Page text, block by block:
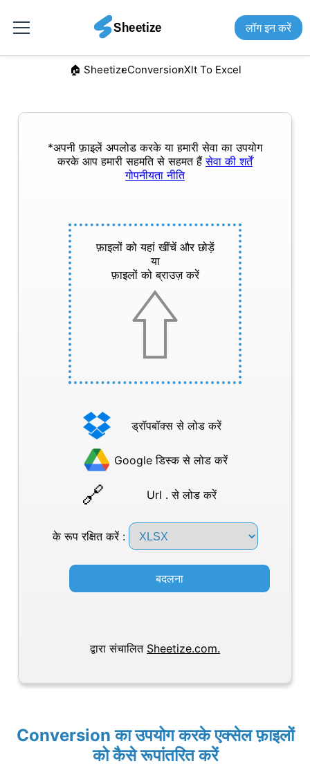
लॉग इन करें
🏠︎ SheetizeConversionXlt To Excel
*अपनी फ़ाइलें अपलोड करके या हमारी सेवा का उपयोग
करके आप हमारी सहमति से सहमत हैंसेवा की शर्तें
गोपनीयता नीति
फ़ाइलों को यहां खींचें और छोड़ें
या
फ़ाइलों को ब्राउज़ करें
ड्रॉपबॉक्स से लोड करें
Google डिस्क से लोड करें
Url . से लोड करें
के रूप रक्षित करें :
बदलना
द्वारा संचालित Sheetize.com.
Conversion का उपयोग करके एक्सेल फ़ाइलों
को कैसे रूपांतरित करें